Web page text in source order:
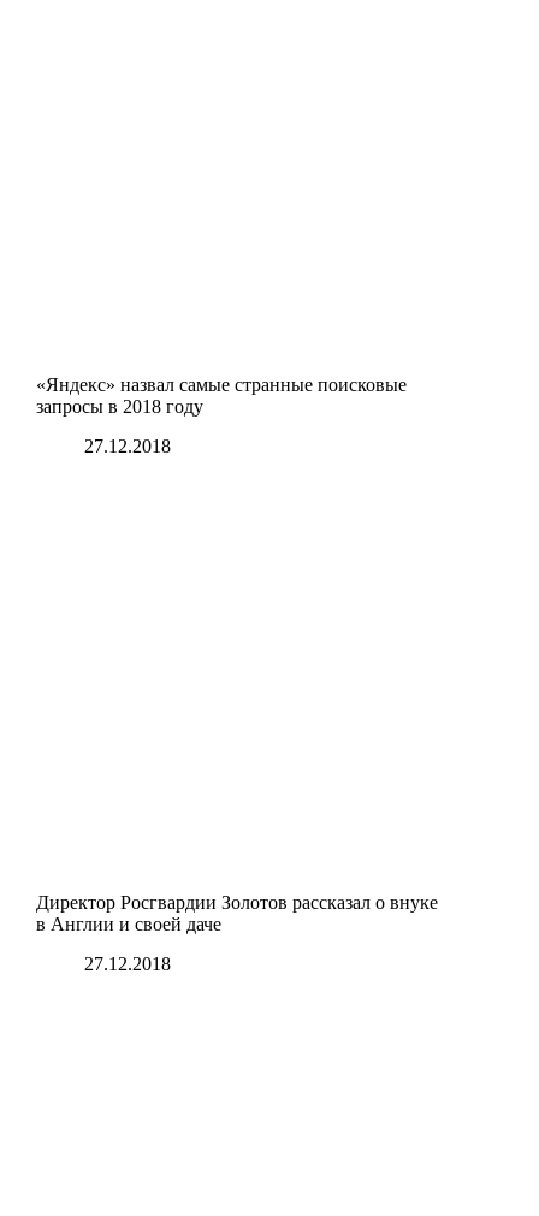
«Яндекс» назвал самые странные поисковые
запросы в 2018 году
27.12.2018
Директор Росгвардии Золотов рассказал о внуке
в Англии и своей даче
27.12.2018